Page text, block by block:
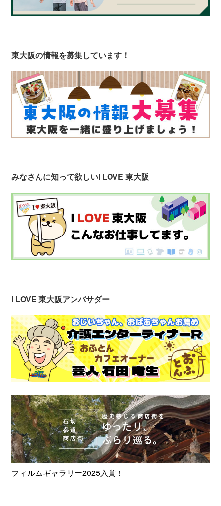
東大阪の情報を募集しています！
みなさんに知って欲しいI LOVE 東大阪
I LOVE 東大阪アンバサダー
フィルムギャラリー2025入賞！